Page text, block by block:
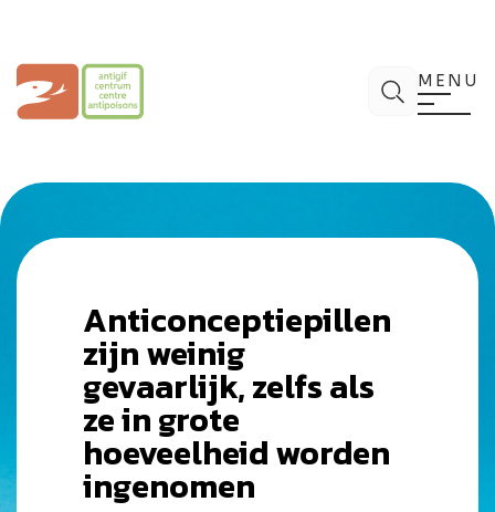
inhoud
Antigifcentrum ZoekMENU
Anticonceptiepillen
zijn weinig
gevaarlijk, zelfs als
ze in grote
hoeveelheid worden
ingenomen